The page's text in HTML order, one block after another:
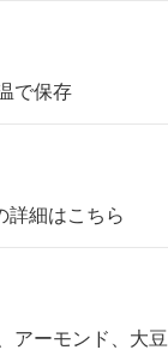
で保存
詳細はこちら
アーモンド、大豆